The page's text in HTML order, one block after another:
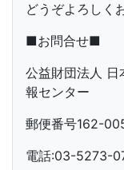
どうぞよろしく
■お問合せ■
公益財団法人 日
報センター
郵便番号162-
電話:03-5273-